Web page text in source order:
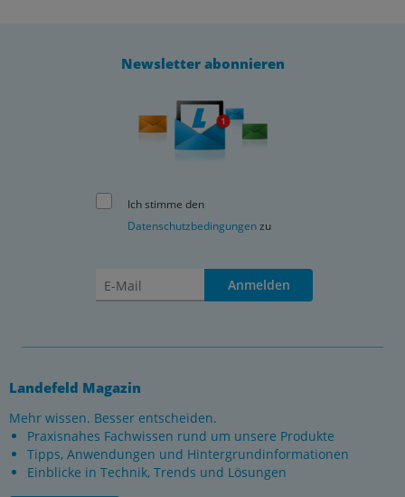
Newsletter abonnieren
Ich stimme den
Datenschutzbedingungenzu
Anmelden
Landefeld Magazin
Mehr wissen. Besser entscheiden.
Praxisnahes Fachwissen rund um unsere Produkte
Tipps, Anwendungen und Hintergrundinformationen
Einblicke in Technik, Trends und Lösungen